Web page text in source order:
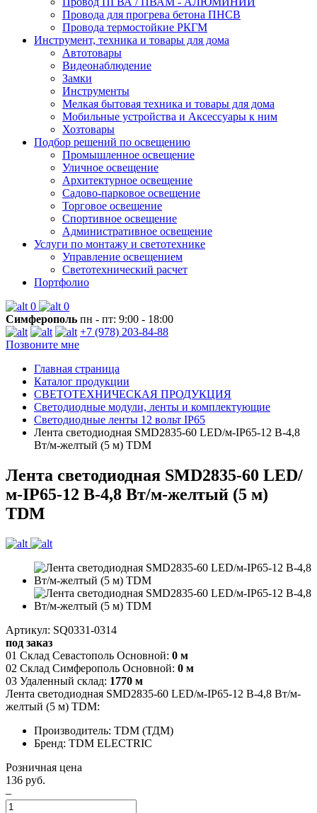
Провода для прогрева бетона ПНСВ
Провода термостойкие РКГМ
Инструмент, техника и товары для дома
Автотовары
Видеонаблюдение
Замки
Инструменты
Мелкая бытовая техника и товары для дома
Мобильные устройства и Аксессуары к ним
Хозтовары
Подбор решений по освещению
Промышленное освещение
Уличное освещение
Архитектурное освещение
Садово-парковое освещение
Торговое освещение
Спортивное освещение
Административное освещение
Услуги по монтажу и светотехнике
Управление освещением
Светотехнический расчет
Портфолио
0
0
Симферополь пн - пт: 9:00 - 18:00
+7 (978) 203-84-88
Позвоните мне
Главная страница
Каталог продукции
СВЕТОТЕХНИЧЕСКАЯ ПРОДУКЦИЯ
Светодиодные модули, ленты и комплектующие
Светодиодные ленты 12 вольт IP65
Лента светодиодная SMD2835-60 LED/м-IP65-12 В-4,8
Вт/м-желтый (5 м) TDM
Лента светодиодная SMD2835-60 LED/
м-IP65-12 В-4,8 Вт/м-желтый (5 м)
TDM
Артикул: SQ0331-0314
под заказ
01 Склад Севастополь Основной: 0 м
02 Склад Симферополь Основной: 0 м
03 Удаленный склад: 1770 м
Лента светодиодная SMD2835-60 LED/м-IP65-12 В-4,8 Вт/м-
желтый (5 м) TDM:
Производитель: TDM (ТДМ)
Бренд: TDM ELECTRIC
Розничная цена
136 руб.
–